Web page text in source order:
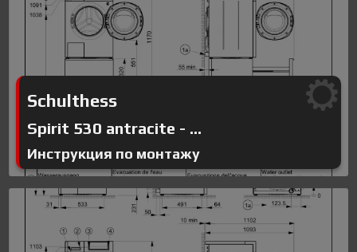
Schulthess
Spirit 530 antracite - ...
Инструкция по монтажу